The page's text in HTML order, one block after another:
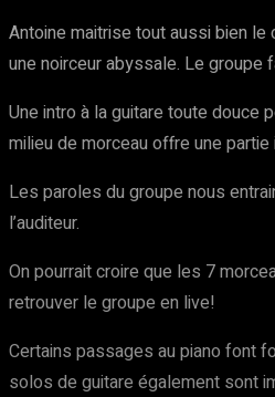
Antoine maitrise tout aussi bien
une noirceur abyssale. Le groupe
Une intro à la guitare toute douce
milieu de morceau offre une
Les paroles du groupe nous
l’auditeur.
On pourrait croire que les 7
retrouver le groupe en live!
Certains passages au piano font
solos de guitare également sont